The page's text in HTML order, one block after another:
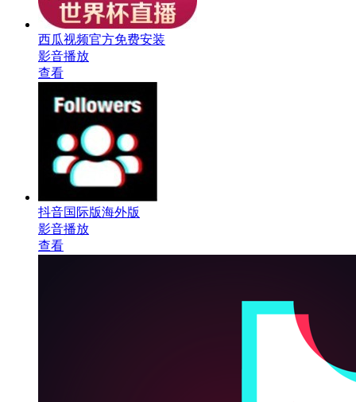
西瓜视频官方免费安装
影音播放
查看
抖音国际版海外版
影音播放
查看